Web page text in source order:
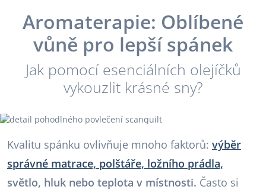
Aromaterapie: Oblíbené
vůně pro lepší spánek
Jak pomocí esenciálních olejíčků
vykouzlit krásné sny?
Kvalitu spánku ovlivňuje mnoho faktorů: výběr
správné matrace, polštáře, ložního prádla,
světlo, hluk nebo teplota v místnosti. Často si